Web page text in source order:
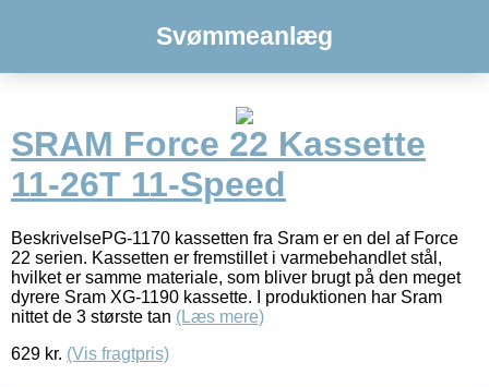
Svømmeanlæg
SRAM Force 22 Kassette
11-26T 11-Speed
BeskrivelsePG-1170 kassetten fra Sram er en del af Force
22 serien. Kassetten er fremstillet i varmebehandlet stål,
hvilket er samme materiale, som bliver brugt på den meget
dyrere Sram XG-1190 kassette. I produktionen har Sram
nittet de 3 største tan (Læs mere)
629 kr. (Vis fragtpris)